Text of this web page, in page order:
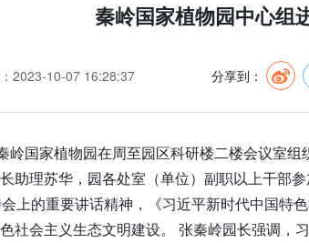
秦岭国家植物园中心组
2023-10-07 16:28:37 分享到：
岭国家植物园在周至园区科研楼二楼会议室
助理苏华，园各处室（单位）副职以上干部
上的重要讲话精神，《习近平新时代中国
社会主义生态文明建设。 张秦岭园长强调，